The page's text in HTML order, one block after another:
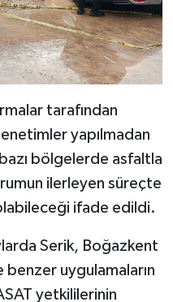
tarafından
yapılmadan
bölgelerde asfaltla
ilerleyen süreçte
ifade edildi.
Serik, Boğazkent
uygulamaların
yetkililerinin